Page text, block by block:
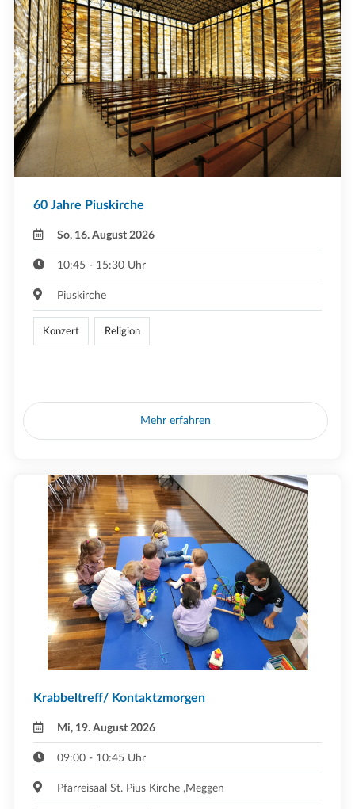
60 Jahre Piuskirche
So, 16. August 2026
10:45 - 15:30 Uhr
Piuskirche
Konzert Religion
Mehr erfahren
Krabbeltreff/ Kontaktzmorgen
Mi, 19. August 2026
09:00 - 10:45 Uhr
Pfarreisaal St. Pius Kirche ,Meggen